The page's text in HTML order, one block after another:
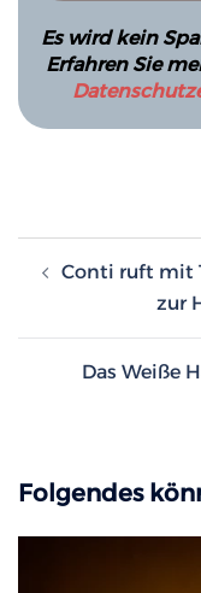
Es wird kein
Erfahren Sie
Conti ruft mit
zur
Das Weiße
Folgendes